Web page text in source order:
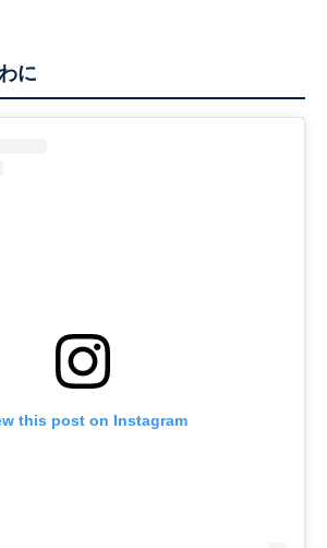
に
this post on Instagram